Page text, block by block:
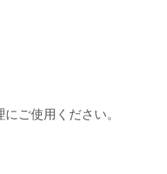
ご使用ください。